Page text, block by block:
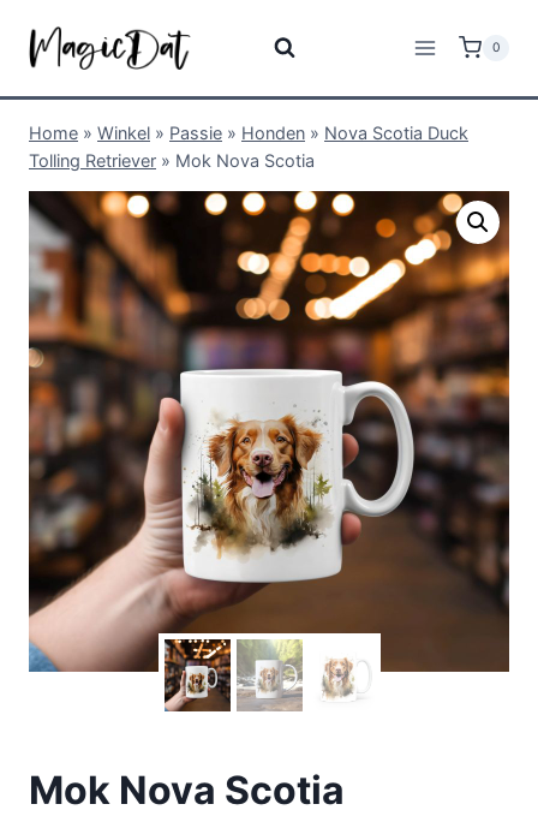
0
Home » Winkel » Passie » Honden » Nova Scotia Duck
Tolling Retriever » Mok Nova Scotia
Mok Nova Scotia